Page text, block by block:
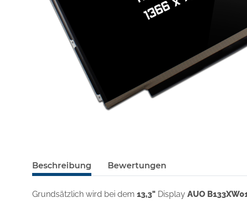
Beschreibung Bewertungen
Grundsätzlich wird bei dem 13,3" Display AUO